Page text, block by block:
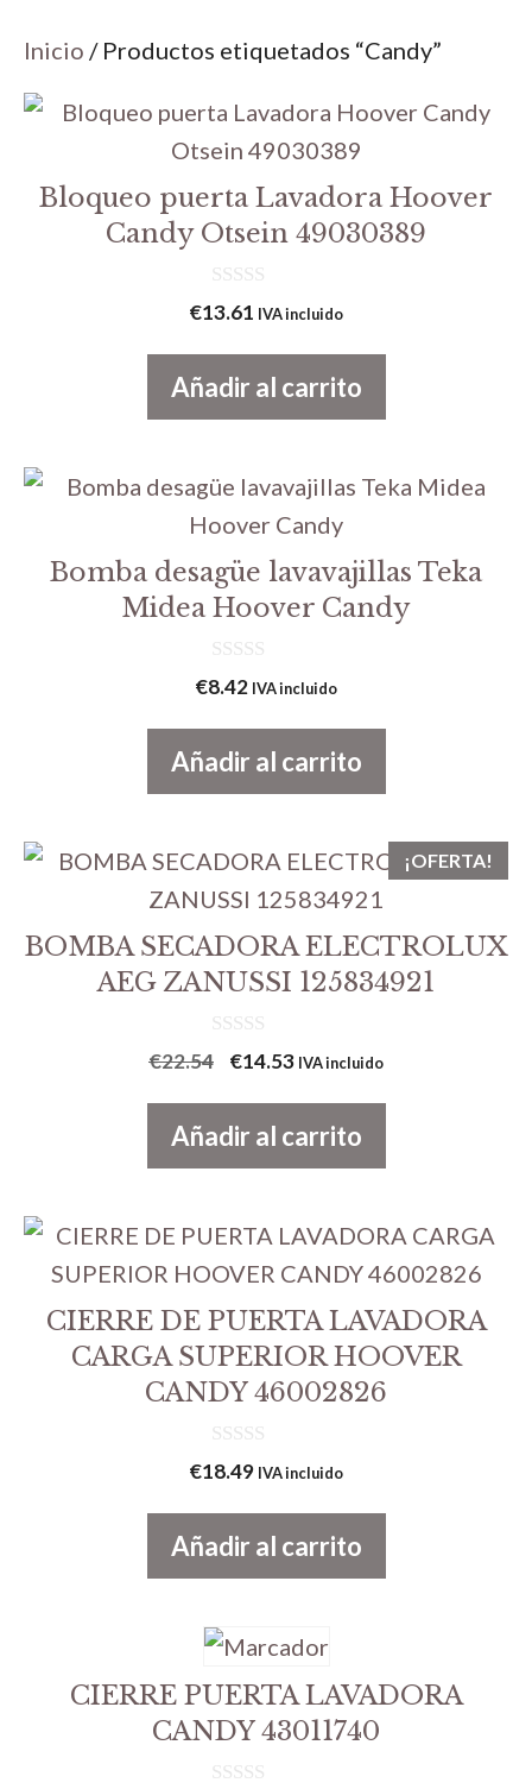
Inicio / Productos etiquetados “Candy”
Bloqueo puerta Lavadora Hoover
Candy Otsein 49030389
0
d
€13.61 IVA incluido
Añadir al carrito
Bomba desagüe lavavajillas Teka
Midea Hoover Candy
0
d
€8.42 IVA incluido
Añadir al carrito
¡OFERTA!
BOMBA SECADORA ELECTROLUX
AEG ZANUSSI 125834921
0
d
€22.54
El
original
€14.53El
actual
IVA incluido
Añadir al carrito
CIERRE DE PUERTA LAVADORA
CARGA SUPERIOR HOOVER
CANDY 46002826
0
d
€18.49 IVA incluido
Añadir al carrito
CIERRE PUERTA LAVADORA
CANDY 43011740